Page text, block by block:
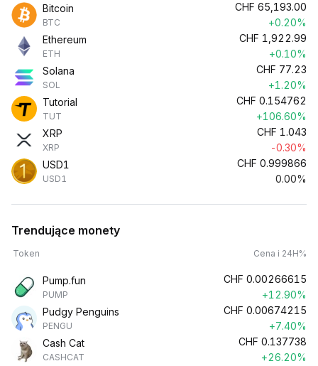
Bitcoin
BTC
CHF 65,193.00
+0.20%
Ethereum
ETH
CHF 1,922.99
+0.10%
Solana
SOL
CHF 77.23
+1.20%
Tutorial
TUT
CHF 0.154762
+106.60%
XRP
XRP
CHF 1.043
-0.30%
USD1
USD1
CHF 0.999866
0.00%
Trendujące monety
Token Cena i 24H%
Pump.fun
PUMP
CHF 0.00266615
+12.90%
Pudgy Penguins
PENGU
CHF 0.00674215
+7.40%
Cash Cat
CASHCAT
CHF 0.137738
+26.20%